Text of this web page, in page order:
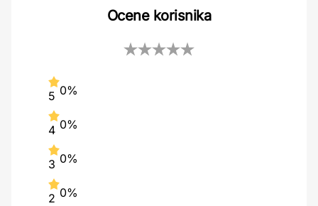
Ocene korisnika
5 0%
4 0%
3 0%
2 0%